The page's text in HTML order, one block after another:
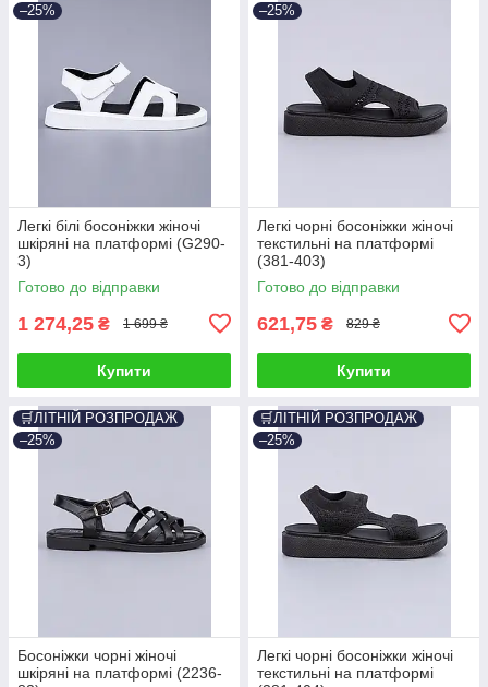
–25%
Легкі білі босоніжки жіночі
шкіряні на платформі (G290-
3)
Готово до відправки
1 274,25 ₴ 1 699 ₴
Купити
–25%
Легкі чорні босоніжки жіночі
текстильні на платформі
(381-403)
Готово до відправки
621,75 ₴ 829 ₴
Купити
🛒ЛІТНІЙ РОЗПРОДАЖ
–25%
Босоніжки чорні жіночі
шкіряні на платформі (2236-
🛒ЛІТНІЙ РОЗПРОДАЖ
–25%
Легкі чорні босоніжки жіночі
текстильні на платформі